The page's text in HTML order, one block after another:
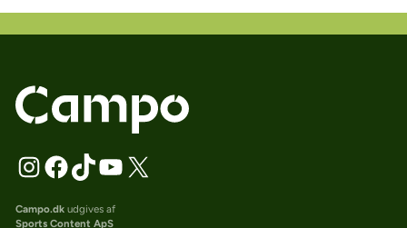
Campo.dkudgives af
Sports Content ApS